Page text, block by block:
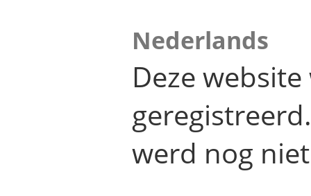
Nederlands
Deze
werd nog